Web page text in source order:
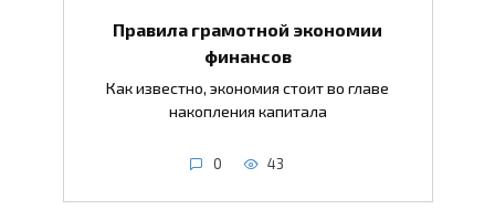
Правила грамотной экономии
финансов
Как известно, экономия стоит во главе
накопления капитала
0 43